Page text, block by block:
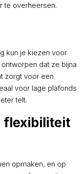
te overheersen.
kun je kiezen voor
dat ze bijna
zorgt voor een
voor lage plafonds
telt.
flexibiliteit
opmaken, en op